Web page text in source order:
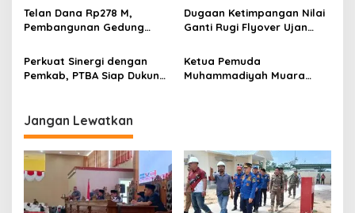
Perusahaan Lunasi Hak
Pekerja
Cegah Intoleransi dan
Radikalisme
Telan Dana Rp278 M,
Pembangunan Gedung
Rabain Muara Enim Ditunda
Dugaan Ketimpangan Nilai
Ganti Rugi Flyover Ujan
Muara Enim Turun Verifikasi
Perkuat Sinergi dengan
Pemkab, PTBA Siap Dukung
Ketua Pemuda
Muhammadiyah Muara
Jangan Lewatkan